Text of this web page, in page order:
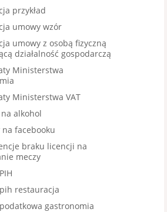
przykład
umowy wzór
umowy z osobą fizyczną
działalność gospodarczą
Ministerstwa
Ministerstwa VAT
alkohol
facebooku
braku licencji na
meczy
restauracja
gastronomia